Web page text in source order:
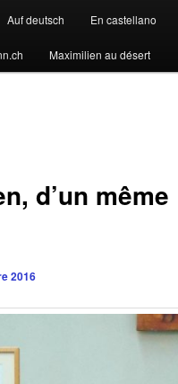
Auf deutsch En castellano
Maximilien au désert
d’un même
2016